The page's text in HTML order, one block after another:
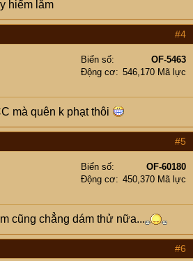
hiểm lắm
#4
Biển số
OF-5463
Động cơ
546,170 Mã lực
mà quên k phạt thôi
#5
Biển số
OF-60180
Động cơ
450,370 Mã lực
cũng chẳng dám thử nữa...
#6